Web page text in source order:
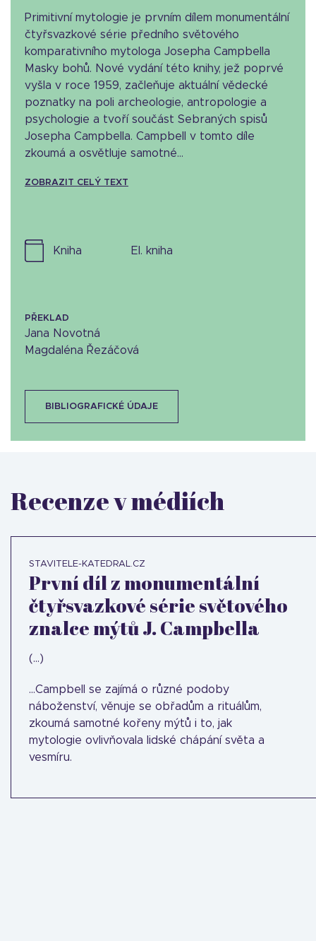
Primitivní mytologie je prvním dílem monumentální
čtyřsvazkové série předního světového
komparativního mytologa Josepha Campbella
Masky bohů. Nové vydání této knihy, jež poprvé
vyšla v roce 1959, začleňuje aktuální vědecké
poznatky na poli archeologie, antropologie a
psychologie a tvoří součást Sebraných spisů
Josepha Campbella. Campbell v tomto díle
zkoumá a osvětluje samotné...
ZOBRAZIT CELÝ TEXT
kniha el. kniha
PŘEKLAD
Jana Novotná
Magdaléna Řezáčová
BIBLIOGRAFICKÉ ÚDAJE
Recenze v médiích
STAVITELE-KATEDRAL.CZ
První díl z monumentální
čtyřsvazkové série světového
znalce mýtů J. Campbella
(...)
...Campbell se zajímá o různé podoby
náboženství, věnuje se obřadům a rituálům,
zkoumá samotné kořeny mýtů i to, jak
mytologie ovlivňovala lidské chápání světa a
vesmíru.